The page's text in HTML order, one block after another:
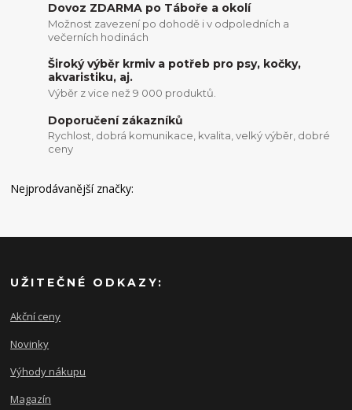
Dovoz ZDARMA po Táboře a okolí
Možnost zavezení po dohodě i v odpoledních a
večerních hodinách
Široký výběr krmiv a potřeb pro psy, kočky,
akvaristiku, aj.
Výběr z vice než 9 000 produktů.
Doporučení zákazníků
Rychlost, dobrá komunikace, kvalita, velký výběr, dobré
ceny
Nejprodávanější značky:
UŽITEČNÉ ODKAZY:
Akční ceny
Novinky
Výhody nákupu
Magazín